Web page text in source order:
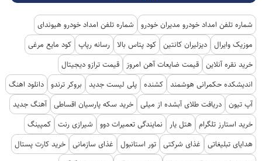
شماره تلفن امداد خودرو مدیران خودرو
شماره تلفن امداد خودرو هیوندای
موزیک وایرال دیزلیران کانتین کود پتاس بالا رسانه رپاپ کود مایع مرغی
خرید نقره آنلاین قیمت ضایعات آهن امروز
قیمت ترازو دیجیتال
اندیشکده حکمرانی هوشمند کشنده پلی لیست جدید بروکر ترندو دانلود اهنگ
آپ تیون دریافت طلای آبشده از میلی خرید سکه پارسیان اقساطی آهنگ جدید
خرید استارز تلگرام هتل یار نمایندگی تعمیرات دوو شیرازی رنت کمپینگ
هدایای تبلیغاتی
غذای شرکتی تور استانبول غذای سازمانی خرید کارت پستال